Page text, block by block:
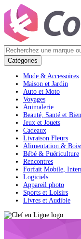
Catégories
Mode & Accessoires
Maison et Jardin
Auto et Moto
Voyages
Animalerie
Beauté, Santé et
Jeux et Jouets
Cadeaux
Livraison Fleurs
Alimentation &
Bébé & Puériculture
Rencontres
Forfait Mobile,
Logiciels
Appareil photo
Sports et Loisirs
Livres et Audible